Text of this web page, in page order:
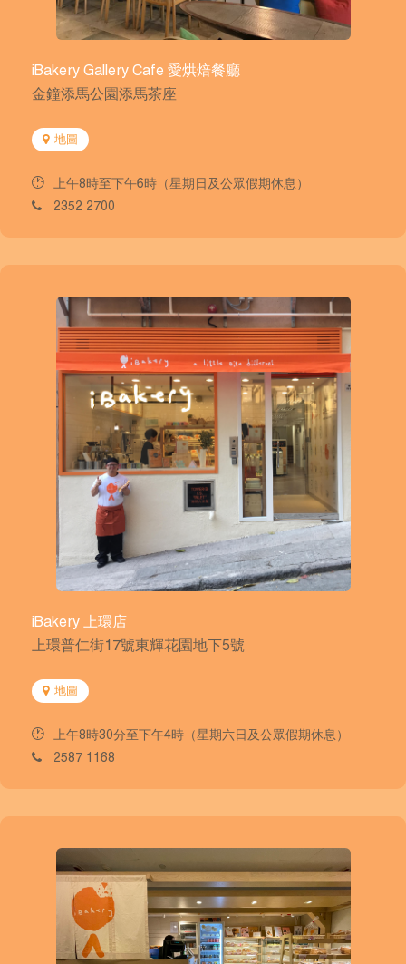
iBakery Gallery Cafe 愛烘焙餐廳
金鐘添馬公園添馬茶座
地圖
上午8時至下午6時（星期日及公眾假期休息）
2352 2700
iBakery 上環店
上環普仁街17號東輝花園地下5號
地圖
上午8時30分至下午4時（星期六日及公眾假期休息）
2587 1168